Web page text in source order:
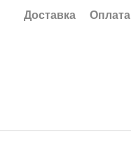
Доставка
Оплата